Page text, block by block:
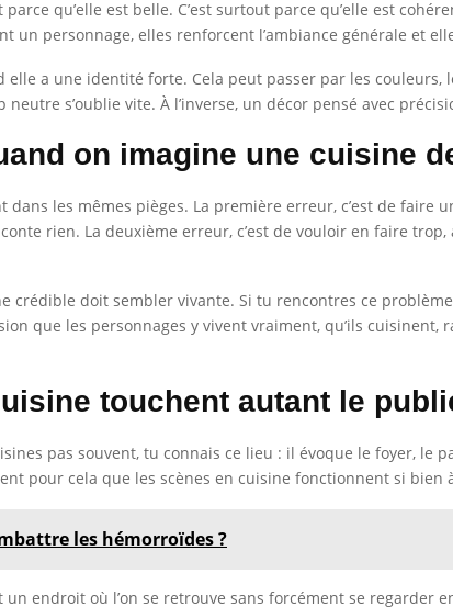
qu’elle est belle. C’est surtout parce qu’elle est
personnage, elles renforcent l’ambiance générale et
a une identité forte. Cela peut passer par les couleurs,
s’oublie vite. À l’inverse, un décor pensé avec
on imagine une cuisine
les mêmes pièges. La première erreur, c’est de faire
rien. La deuxième erreur, c’est de vouloir en faire
crédible doit sembler vivante. Si tu rencontres ce
que les personnages y vivent vraiment, qu’ils
touchent autant le
pas souvent, tu connais ce lieu : il évoque le foyer, le
pour cela que les scènes en cuisine fonctionnent si bien
les hémorroïdes ?
endroit où l’on se retrouve sans forcément se regarder